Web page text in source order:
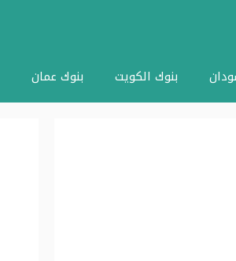
بنوك الكويت بنوك عمان